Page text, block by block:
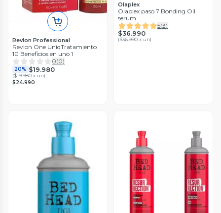
Revlon Professional
Revlon One UniqTratamiento
10 Beneficios en uno 1
0(0)
20% $19.980
($19.980 x un)
$24.990
Olaplex
Olaplex paso 7 Bonding Oil
serum
5(3)
$36.990
($36.990 x un)